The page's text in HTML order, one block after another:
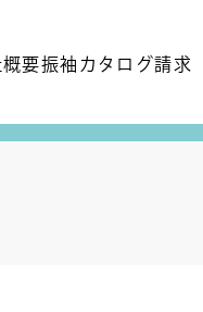
要振袖カタログ請求